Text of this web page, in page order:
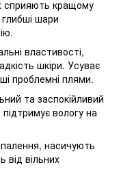
сприяють кращому
шари
властивості,
шкіри. Усуває
проблемні плями.
та заспокійливий
вологу на
насичують
від вільних